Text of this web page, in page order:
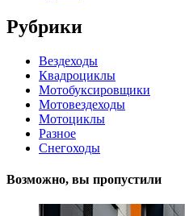
Рубрики
Вездеходы
Квадроциклы
Мотобуксировщики
Мотовездеходы
Мотоциклы
Разное
Снегоходы
Возможно, вы пропустили